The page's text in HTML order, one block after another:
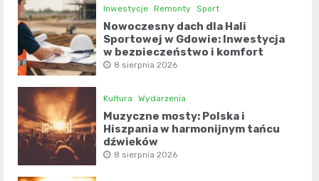
Inwestycje Remonty Sport
Nowoczesny dach dla Hali
Sportowej w Gdowie: Inwestycja
w bezpieczeństwo i komfort
8 sierpnia 2026
Kultura Wydarzenia
Muzyczne mosty: Polska i
Hiszpania w harmonijnym tańcu
dźwięków
8 sierpnia 2026